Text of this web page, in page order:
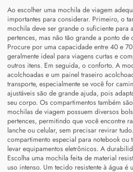
Ao escolher uma mochila de viagem
importantes para considerar. Primeiro, o
mochila deve ser grande o suficiente para
pertences, mas não tão grande a ponto de
Procure por uma capacidade entre 40 e
geralmente ideal para viagens curtas e
outros itens. Em seguida, o conforto. A
acolchoadas e um painel traseiro
transporte, especialmente se você for
ajustáveis são de grande ajuda, pois
seu corpo. Os compartimentos também
mochilas de viagem possuem diversos
pertences, permitindo que você encontre
lanche ou celular, sem precisar revirar
compartimento especial para notebook
levar equipamentos eletrônicos. A
Escolha uma mochila feita de material
uso intenso. Um tecido resistente à água